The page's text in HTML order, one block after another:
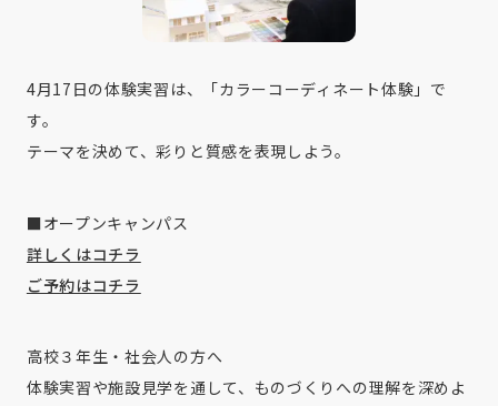
4月17日の体験実習は、「カラーコーディネート体験」で
す。
テーマを決めて、彩りと質感を表現しよう。
■オープンキャンパス
詳しくはコチラ
ご予約はコチラ
高校３年生・社会人の方へ
体験実習や施設見学を通して、ものづくりへの理解を深めよ